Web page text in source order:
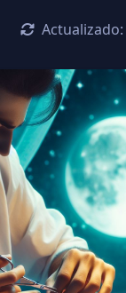
Actualizado: